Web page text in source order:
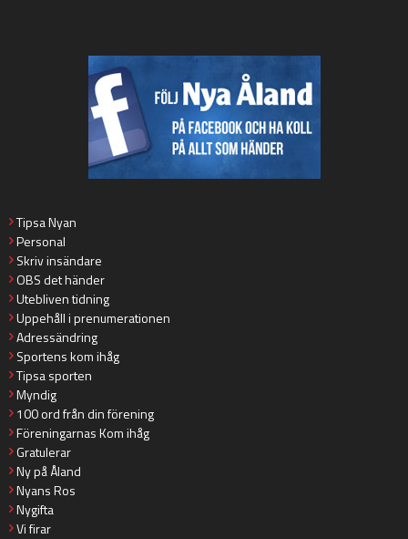
Tipsa Nyan
Personal
Skriv insändare
OBS det händer
Utebliven tidning
Uppehåll i prenumerationen
Adressändring
Sportens kom ihåg
Tipsa sporten
Myndig
100 ord från din förening
Föreningarnas Kom ihåg
Gratulerar
Ny på Åland
Nyans Ros
Nygifta
Vi firar